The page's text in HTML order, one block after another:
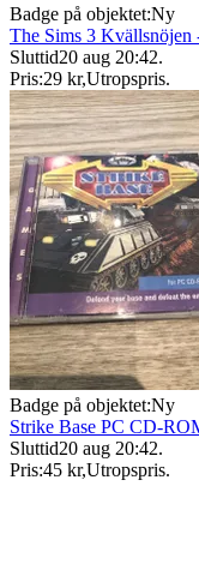
Badge på objektet:Ny
The Sims 3 Kvällsnöjen
Sluttid20 aug 20:42.
Pris:29 kr,Utropspris.
Badge på objektet:Ny
Strike Base PC CD-
Sluttid20 aug 20:42.
Pris:45 kr,Utropspris.